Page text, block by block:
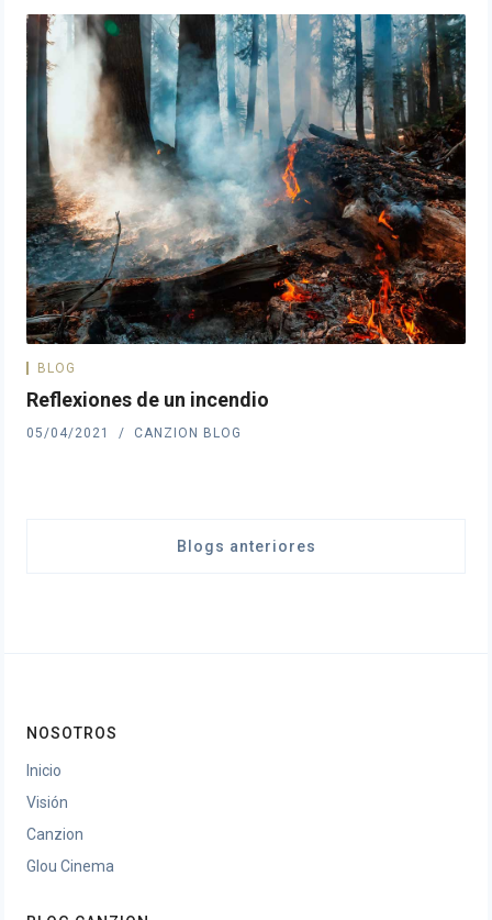
BLOG
Reflexiones de un incendio
05/04/2021 CANZION BLOG
Blogs anteriores
NOSOTROS
Inicio
Visión
Canzion
Glou Cinema